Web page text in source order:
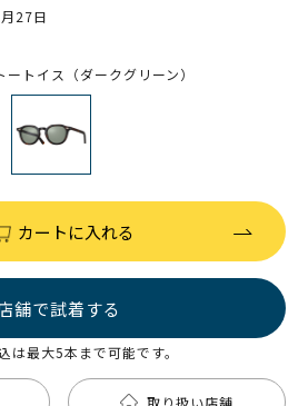
27日
トイス（ダークグリーン）
カートに入れる
舗で試着する
は最大5本まで可能です。